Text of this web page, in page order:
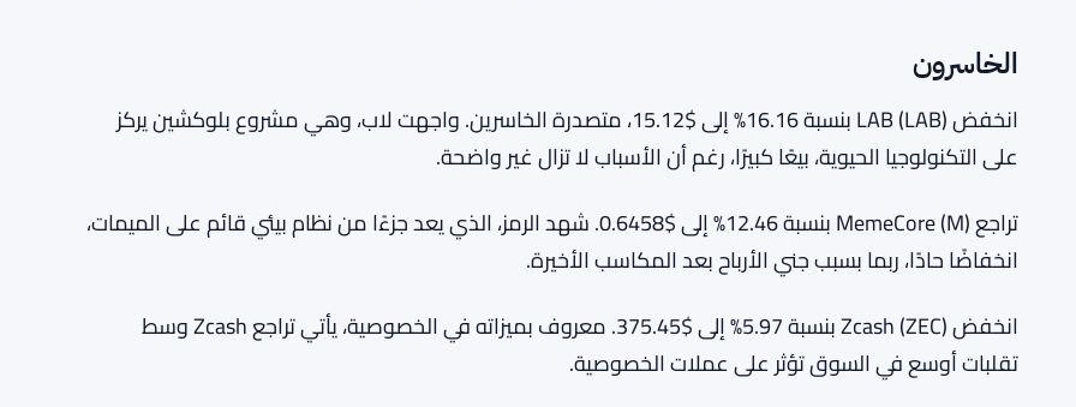
الخاسرون
انخفض LAB (LAB) بنسبة 16.16% إلى $15.12، متصدرة الخاسرين. واجهت لاب، وهي مشروع بلوكشين يركز
على التكنولوجيا الحيوية، بيعًا كبيرًا، رغم أن الأسباب لا تزال غير واضحة.
تراجع MemeCore (M) بنسبة 12.46% إلى $0.6458. شهد الرمز، الذي يعد جزءًا من نظام بيئي قائم على الميمات،
انخفاضًا حادًا، ربما بسبب جني الأرباح بعد المكاسب الأخيرة.
انخفض Zcash (ZEC) بنسبة 5.97% إلى $375.45. معروف بميزاته في الخصوصية، يأتي تراجع Zcash وسط
تقلبات أوسع في السوق تؤثر على عملات الخصوصية.